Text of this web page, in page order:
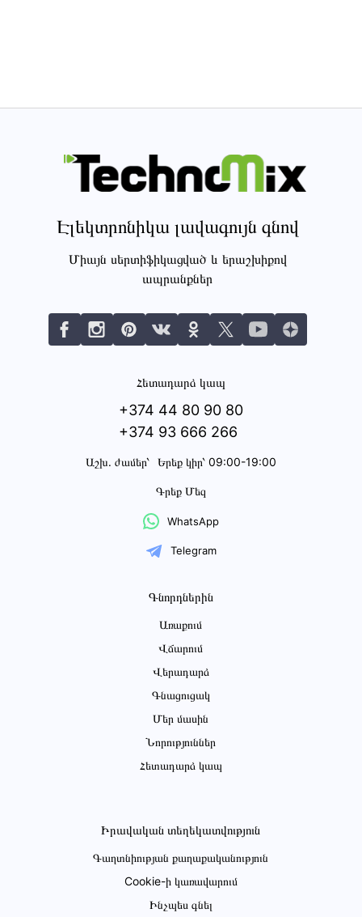
Էլեկտրոնիկա լավագույն գնով
Միայն սերտիֆիկացված և երաշխիքով
ապրանքներ
Հետադարձ կապ
+374 44 80 90 80
+374 93 666 266
Աշխ․ ժամեր՝ Երեք կիր՝ 09:00-19:00
Գրեք Մեզ
WhatsApp
Telegram
Գնորդներին
Առաքում
Վճարում
Վերադարձ
Գնացուցակ
Մեր մասին
Նորություններ
Հետադարձ կապ
Իրավական տեղեկատվություն
Գաղտնիության քաղաքականություն
Cookie-ի կառավարում
Ինչպես գնել